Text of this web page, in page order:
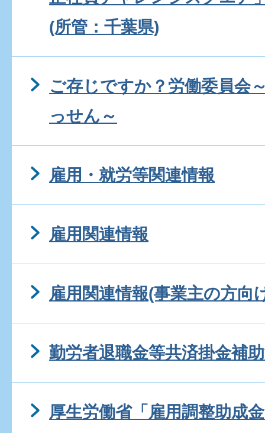
(所管：千葉県)
ご存じですか？労働委員会
っせん～
雇用・就労等関連情報
雇用関連情報
雇用関連情報(事業主の方向
勤労者退職金等共済掛金補
厚生労働省「雇用調整助成